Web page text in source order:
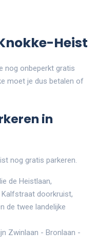
Heist
nog onbeperkt gratis
moet je dus betalen of
in
nog gratis parkeren.
de Heistlaan,
doorkruist,
de twee landelijke
Zwinlaan - Bronlaan -